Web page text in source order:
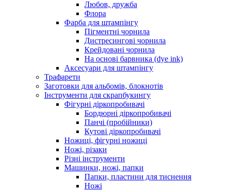
Любов, дружба
Флора
Фарба для штампінгу
Пігментні чорнила
Дистресингові чорнила
Крейдовані чорнила
На основі барвника (dye ink)
Аксесуари для штампінгу
Трафарети
Заготовки для альбомів, блокнотів
Інструменти для скрапбукингу
Фігурні діркопробивачі
Бордюрні діркопробивачі
Панчі (пробійники)
Кутові діркопробивачі
Ножиці, фігурні ножиці
Ножі, різаки
Різні інструменти
Машинки, ножі, папки
Папки, пластини для тиснення
Ножі